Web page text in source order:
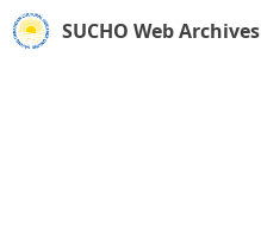
SUCHO Web Archives